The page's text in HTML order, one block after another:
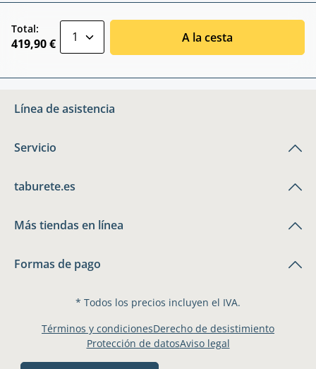
Total:
419,90 € A la cesta
Línea de asistencia
Servicio
taburete.es
Más tiendas en línea
Formas de pago
* Todos los precios incluyen el IVA.
Términos y condicionesDerecho de desistimiento
Protección de datosAviso legal